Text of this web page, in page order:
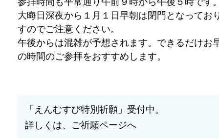
大晦日深夜から１月１日早朝は閉門となってお
すのでご注意ください。
午後からは混雑が予想されます。できるだけお
の時間のご参拝をおすすめします。
「えんむすび特別祈願」受付中。
詳しくは、ご祈願ページへ